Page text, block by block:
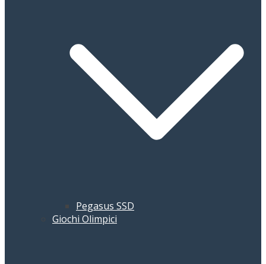
Pegasus SSD
Giochi Olimpici